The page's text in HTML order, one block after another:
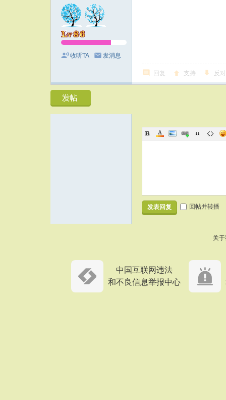
收听TA 发消息
回复 支持 反对
发表回复 回帖并转播
关
中国互联网违法
和不良信息举报中心